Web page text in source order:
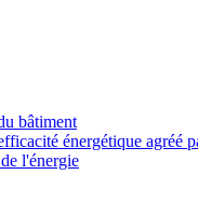
bâtiment
énergétique agréé
l'énergie